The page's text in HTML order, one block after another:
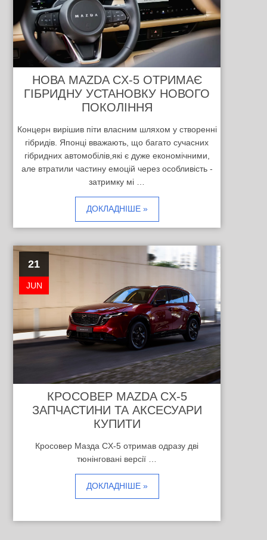
НОВА MAZDA CX-5 ОТРИМАЄ
ГІБРИДНУ УСТАНОВКУ НОВОГО
ПОКОЛІННЯ
Концерн вирішив піти власним шляхом у створенні
гібридів. Японці вважають, що багато сучасних
гібридних автомобілів,які є дуже економічними,
але втратили частину емоцій через особливість -
затримку мі …
ДОКЛАДНІШЕ »
21
JUN
КРОСОВЕР MAZDA CX-5
ЗАПЧАСТИНИ ТА АКСЕСУАРИ
КУПИТИ
Кросовер Мазда CX-5 отримав одразу дві
тюнінговані версії …
ДОКЛАДНІШЕ »